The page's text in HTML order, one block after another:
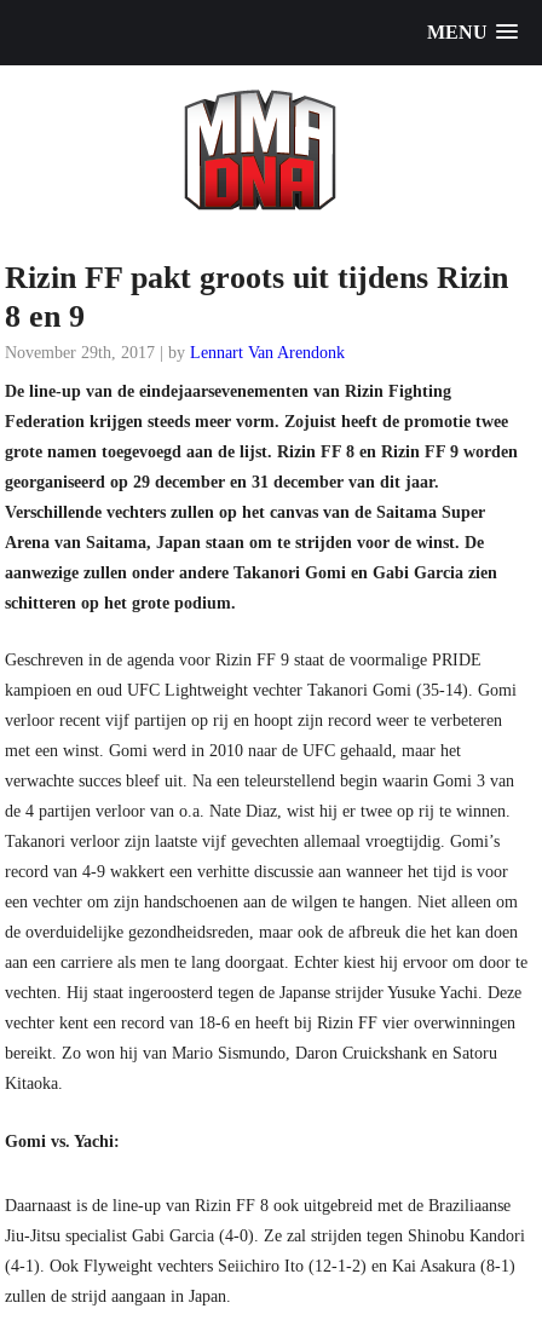
MENU
Rizin FF pakt groots uit tijdens Rizin
8 en 9
November 29th, 2017 | byLennart Van Arendonk
De line-up van de eindejaarsevenementen van Rizin Fighting
Federation krijgen steeds meer vorm. Zojuist heeft de promotie twee
grote namen toegevoegd aan de lijst. Rizin FF 8 en Rizin FF 9 worden
georganiseerd op 29 december en 31 december van dit jaar.
Verschillende vechters zullen op het canvas van de Saitama Super
Arena van Saitama, Japan staan om te strijden voor de winst. De
aanwezige zullen onder andere Takanori Gomi en Gabi Garcia zien
schitteren op het grote podium.
Geschreven in de agenda voor Rizin FF 9 staat de voormalige PRIDE
kampioen en oud UFC Lightweight vechter Takanori Gomi (35-14). Gomi
verloor recent vijf partijen op rij en hoopt zijn record weer te verbeteren
met een winst. Gomi werd in 2010 naar de UFC gehaald, maar het
verwachte succes bleef uit. Na een teleurstellend begin waarin Gomi 3 van
de 4 partijen verloor van o.a. Nate Diaz, wist hij er twee op rij te winnen.
Takanori verloor zijn laatste vijf gevechten allemaal vroegtijdig. Gomi’s
record van 4-9 wakkert een verhitte discussie aan wanneer het tijd is voor
een vechter om zijn handschoenen aan de wilgen te hangen. Niet alleen om
de overduidelijke gezondheidsreden, maar ook de afbreuk die het kan doen
aan een carriere als men te lang doorgaat. Echter kiest hij ervoor om door te
vechten. Hij staat ingeroosterd tegen de Japanse strijder Yusuke Yachi. Deze
vechter kent een record van 18-6 en heeft bij Rizin FF vier overwinningen
bereikt. Zo won hij van Mario Sismundo, Daron Cruickshank en Satoru
Kitaoka.
Gomi vs. Yachi:
Daarnaast is de line-up van Rizin FF 8 ook uitgebreid met de Braziliaanse
Jiu-Jitsu specialist Gabi Garcia (4-0). Ze zal strijden tegen Shinobu Kandori
(4-1). Ook Flyweight vechters Seiichiro Ito (12-1-2) en Kai Asakura (8-1)
zullen de strijd aangaan in Japan.